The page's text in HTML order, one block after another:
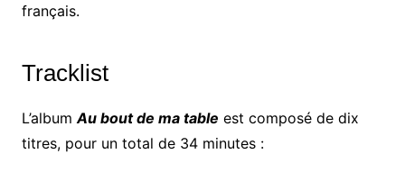
français.
Tracklist
L’album Au bout de ma table est composé de dix
titres, pour un total de 34 minutes :